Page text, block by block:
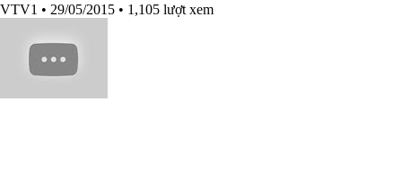
VTV1 • 29/05/2015 • 1,105 lượt xem